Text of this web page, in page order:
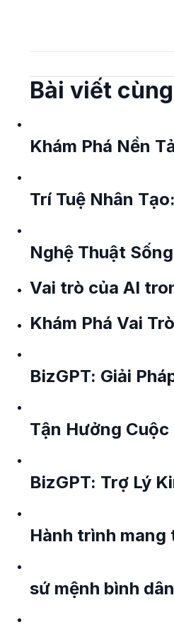
Bài viết
Khám Phá Nền
Trí Tuệ Nhân
Nghệ Thuật
Vai trò của AI
Khám Phá Vai
BizGPT: Giải
Tận Hưởng Cuộc
BizGPT: Trợ Lý
Hành trình mang
sứ mệnh bình